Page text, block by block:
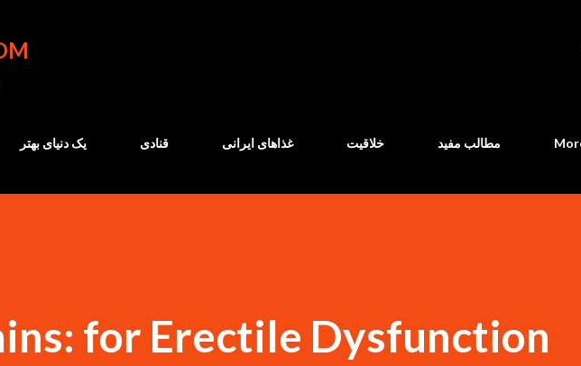
یک دنیای بهتر قنادی غذاهای ایرانی خلاقیت مطالب مفید
for Erectile Dysfunction